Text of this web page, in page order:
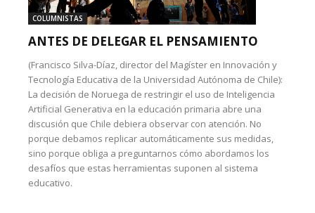
COLUMNISTAS
ANTES DE DELEGAR EL PENSAMIENTO
(Francisco Silva-Díaz, director del Magíster en Innovación y
Tecnología Educativa de la Universidad Autónoma de Chile):
La decisión de Noruega de restringir el uso de Inteligencia
Artificial Generativa en la educación primaria abre una
discusión que Chile debiera observar con atención. No
porque debamos replicar automáticamente sus medidas,
sino porque obliga a preguntarnos cómo abordamos los
desafíos que estas herramientas suponen al sistema
educativo.